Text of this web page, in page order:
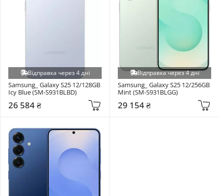
Відправка через 4 дні
Samsung_ Galaxy S25 12/128GB
Icy Blue (SM-S931BLBD)
26 584 ₴
Відправка через 4 дні
Samsung_ Galaxy S25 12/256GB
Mint (SM-S931BLGG)
29 154 ₴